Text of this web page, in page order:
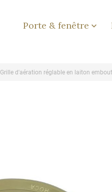
Porte & fenêtre 
Grille d'aération réglable en laiton